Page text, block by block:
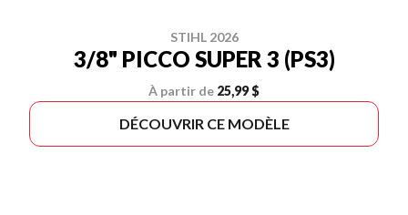
STIHL 2026
3/8" PICCO SUPER 3 (PS3)
À partir de 25,99 $
DÉCOUVRIR CE MODÈLE